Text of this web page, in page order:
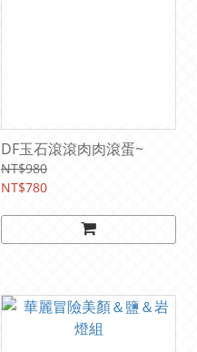
DF玉石滾滾肉肉滾蛋~
NT$980
NT$780